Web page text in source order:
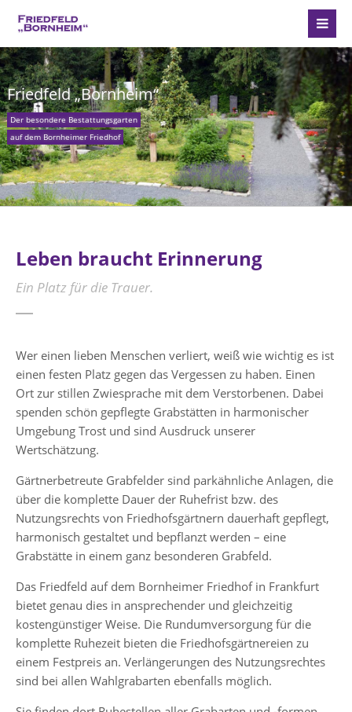
Friedfeld „Bornheim“
Der besondere Bestattungsgarten
auf dem Bornheimer Friedhof
Leben braucht Erinnerung
Ein Platz für die Trauer.
Wer einen lieben Menschen verliert, weiß wie wichtig es ist
einen festen Platz gegen das Vergessen zu haben. Einen
Ort zur stillen Zwiesprache mit dem Verstorbenen. Dabei
spenden schön gepflegte Grabstätten in harmonischer
Umgebung Trost und sind Ausdruck unserer
Wertschätzung.
Gärtnerbetreute Grabfelder sind parkähnliche Anlagen, die
über die komplette Dauer der Ruhefrist bzw. des
Nutzungsrechts von Friedhofsgärtnern dauerhaft gepflegt,
harmonisch gestaltet und bepflanzt werden – eine
Grabstätte in einem ganz besonderen Grabfeld.
Das Friedfeld auf dem Bornheimer Friedhof in Frankfurt
bietet genau dies in ansprechender und gleichzeitig
kostengünstiger Weise. Die Rundumversorgung für die
komplette Ruhezeit bieten die Friedhofsgärtnereien zu
einem Festpreis an. Verlängerungen des Nutzungsrechtes
sind bei allen Wahlgrabarten ebenfalls möglich.